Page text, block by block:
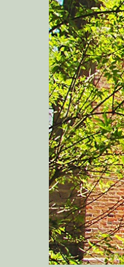
paradis pour un